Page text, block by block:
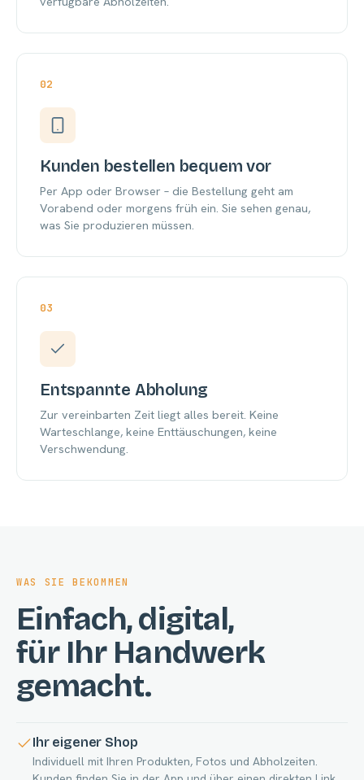
02
Kunden bestellen bequem vor
Per App oder Browser – die Bestellung geht am
Vorabend oder morgens früh ein. Sie sehen genau,
was Sie produzieren müssen.
03
Entspannte Abholung
Zur vereinbarten Zeit liegt alles bereit. Keine
Warteschlange, keine Enttäuschungen, keine
Verschwendung.
WAS SIE BEKOMMEN
Einfach, digital,
für Ihr Handwerk
gemacht.
Ihr eigener Shop
Individuell mit Ihren Produkten, Fotos und Abholzeiten.